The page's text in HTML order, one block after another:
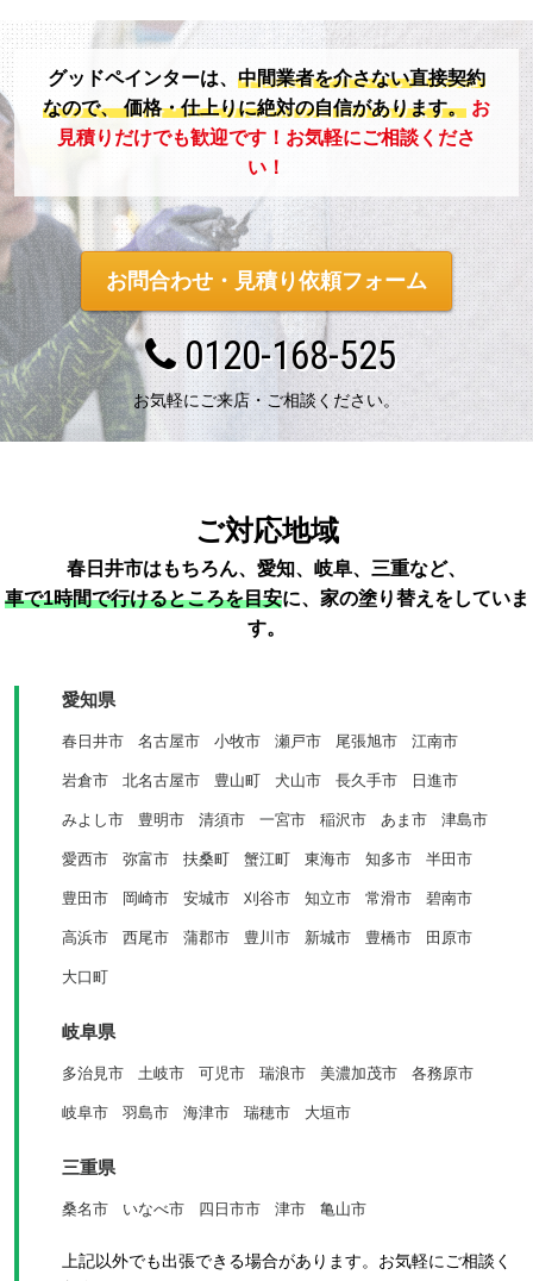
グッドペインターは、 中間業者を介さない直接契約
なので、価格・仕上りに絶対の自信があります。 お
見積りだけでも歓迎です！お気軽にご相談くださ
い！
お問合わせ・見積り依頼フォーム
0120-168-525
お気軽にご来店・ご相談ください。
ご対応地域
春日井市はもちろん、愛知、岐阜、三重など、
車で1時間で行けるところを目安に、家の塗り替えをしていま
す。
愛知県
春日井市 名古屋市 小牧市 瀬戸市 尾張旭市 江南市
岩倉市 北名古屋市 豊山町 犬山市 長久手市 日進市
みよし市 豊明市 清須市 一宮市 稲沢市 あま市 津島市
愛西市 弥富市 扶桑町 蟹江町 東海市 知多市 半田市
豊田市 岡崎市 安城市 刈谷市 知立市 常滑市 碧南市
高浜市 西尾市 蒲郡市 豊川市 新城市 豊橋市 田原市
大口町
岐阜県
多治見市 土岐市 可児市 瑞浪市 美濃加茂市 各務原市
岐阜市 羽島市 海津市 瑞穂市 大垣市
三重県
桑名市 いなべ市 四日市市 津市 亀山市
上記以外でも出張できる場合があります。お気軽にご相談く